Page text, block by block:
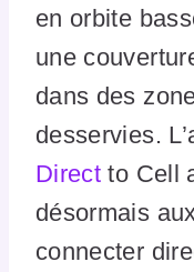
en orbite
une
dans des
desservies.
Direct to Cell
désormais
connecter